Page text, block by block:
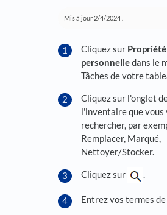
Mis à jour 2/4/2024
Cliquez sur Propriété
personnelledans le
Tâches de votre
Cliquez sur l'onglet
l'inventaire que vous
rechercher, par
Remplacer, Marqué,
Nettoyer/Stocker.
Cliquez sur .
Entrez vos termes